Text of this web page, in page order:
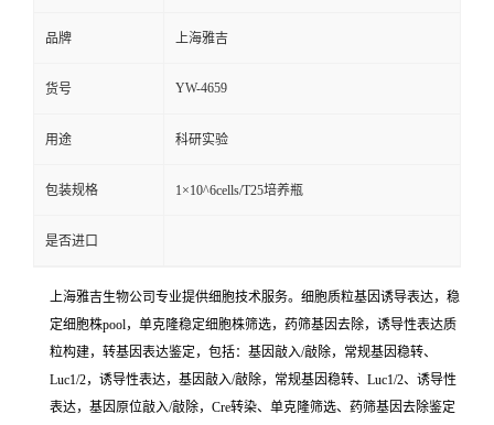
品牌 上海雅吉
货号 YW-4659
用途 科研实验
包装规格 1×10^6cells/T25培养瓶
是否进口
上海雅吉生物公司专业提供细胞技术服务。细胞质粒基因诱导表达，稳
定细胞株pool，单克隆稳定细胞株筛选，药筛基因去除，诱导性表达质
粒构建，转基因表达鉴定，包括：基因敲入/敲除，常规基因稳转、
Luc1/2，诱导性表达，基因敲入/敲除，常规基因稳转、Luc1/2、诱导性
表达，基因原位敲入/敲除，Cre转染、单克隆筛选、药筛基因去除鉴定